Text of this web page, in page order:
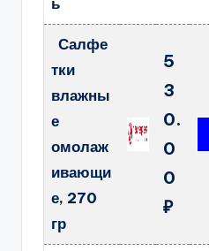
ь
Салфе
тки
влажны
е
омолаж
ивающи
е, 270
гр
5
3
0.
0
0
₽